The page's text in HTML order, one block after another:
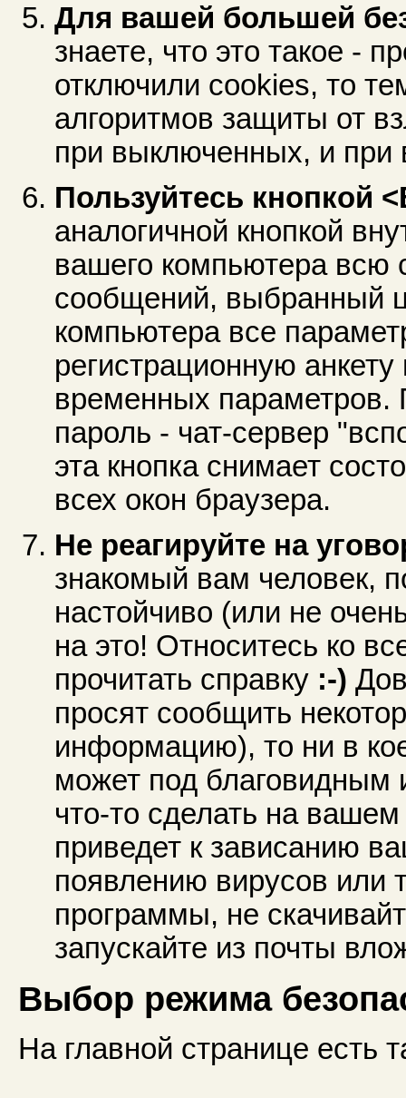
Для вашей большей
знаете, что это такое -
отключили cookies, то
алгоритмов защиты от
при выключенных, и при
Пользуйтесь кнопкой
аналогичной кнопкой
вашего компьютера
сообщений, выбранный
компьютера все
регистрационную
временных параметров.
пароль - чат-сервер
эта кнопка снимает
всех окон браузера.
Не реагируйте на
знакомый вам человек,
настойчиво (или не
на это! Относитесь ко
прочитать справку :-)
просят сообщить
информацию), то ни в
может под благовидным
что-то сделать на
приведет к зависанию
появлению вирусов или
программы, не
запускайте из почты
Выбор режима
На главной странице есть